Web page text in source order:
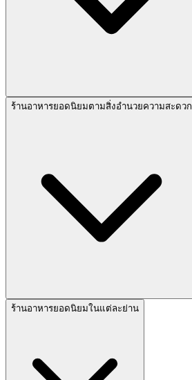
ร้านอาหารยอดนิยมตามสิ่งอำนวยความสะดวก
ร้านอาหารยอดนิยมในแต่ละย่าน